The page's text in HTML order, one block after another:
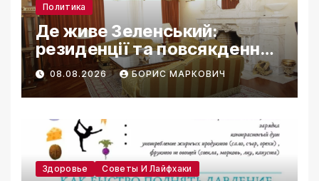
Политика
Де живе Зеленський:
резиденції та повсякденне
життя
08.08.2026 БОРИС МАРКОВИЧ
Здоровье Советы И Лайфхаки